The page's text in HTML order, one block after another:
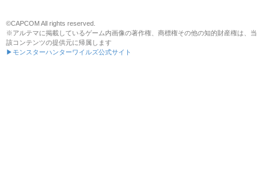
©CAPCOM All rights reserved.
※アルテマに掲載しているゲーム内画像の著作権、商標権その他の知的財産権は、当
該コンテンツの提供元に帰属します
▶モンスターハンターワイルズ公式サイト